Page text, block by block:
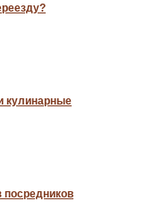
кулинарные
посредников